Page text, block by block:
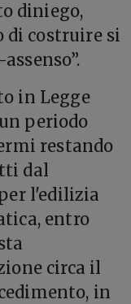
diniego,
di costruire si
in Legge
periodo
restando
dal
l'edilizia
entro
circa il
in